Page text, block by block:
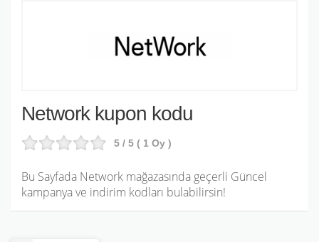
Network kupon kodu
5 / 5 ( 1 Oy )
Bu Sayfada Network mağazasında geçerli Güncel
kampanya ve indirim kodları bulabilirsin!